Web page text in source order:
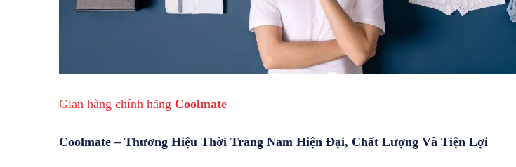
Gian hàng chính hãng Coolmate
Coolmate – Thương Hiệu Thời Trang Nam Hiện Đại, Chất Lượng Và Tiện Lợi